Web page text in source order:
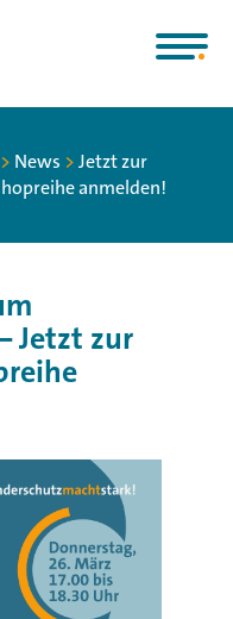
> News >Jetzt zur
anmelden!
Jetzt zur